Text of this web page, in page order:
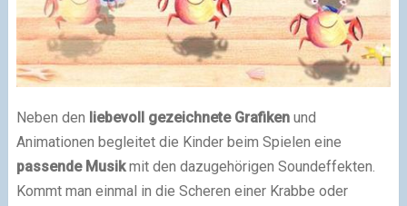
Neben den liebevoll gezeichnete Grafikenund
Animationen begleitet die Kinder beim Spielen eine
passende Musikmit den dazugehörigen Soundeffekten.
Kommt man einmal in die Scheren einer Krabbe oder